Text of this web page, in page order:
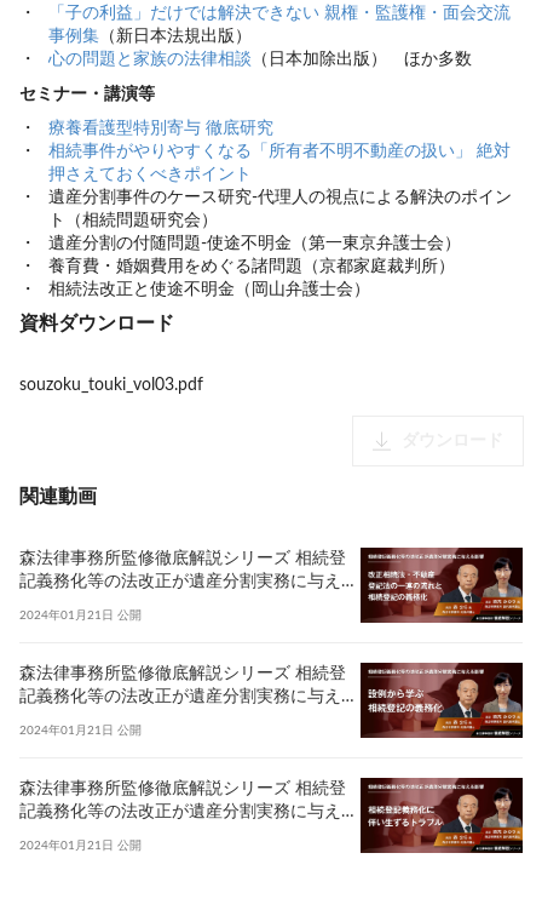
「子の利益」だけでは解決できない 親権・監護権・面会交流
事例集 （新日本法規出版）
心の問題と家族の法律相談 （日本加除出版） ほか多数
セミナー・講演等
療養看護型特別寄与 徹底研究
相続事件がやりやすくなる「所有者不明不動産の扱い」 絶対
押さえておくべきポイント
遺産分割事件のケース研究-代理人の視点による解決のポイン
ト（相続問題研究会）
遺産分割の付随問題-使途不明金（第一東京弁護士会）
養育費・婚姻費用をめぐる諸問題（京都家庭裁判所）
相続法改正と使途不明金（岡山弁護士会）
資料ダウンロード
souzoku_touki_vol03.pdf
関連動画
森法律事務所監修徹底解説シリーズ 相続登
記義務化等の法改正が遺産分割実務に与える
2024年01月21日 公開
森法律事務所監修徹底解説シリーズ 相続登
記義務化等の法改正が遺産分割実務に与える
2024年01月21日 公開
森法律事務所監修徹底解説シリーズ 相続登
記義務化等の法改正が遺産分割実務に与える
2024年01月21日 公開